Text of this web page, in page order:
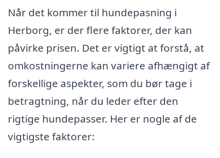
Når det kommer til hundepasning i
Herborg, er der flere faktorer, der kan
påvirke prisen. Det er vigtigt at forstå, at
omkostningerne kan variere afhængigt af
forskellige aspekter, som du bør tage i
betragtning, når du leder efter den
rigtige hundepasser. Her er nogle af de
vigtigste faktorer: